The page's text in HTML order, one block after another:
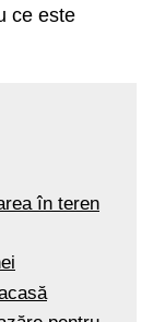
ce este
în teren